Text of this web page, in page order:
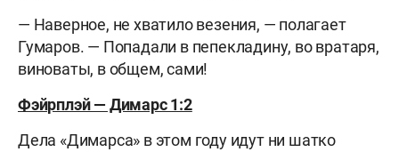
— Наверное, не хватило везения, — полагает
Гумаров. — Попадали в пепекладину, во вратаря,
виноваты, в общем, сами!
Фэйрплэй — Димарс 1:2
Дела «Димарса» в этом году идут ни шатко